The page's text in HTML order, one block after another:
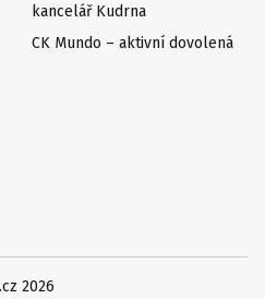
kancelář Kudrna
CK Mundo – aktivní dovolená
2026